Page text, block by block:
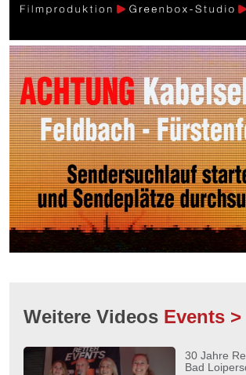
Weitere Videos Events >
30 Jahre
Bad